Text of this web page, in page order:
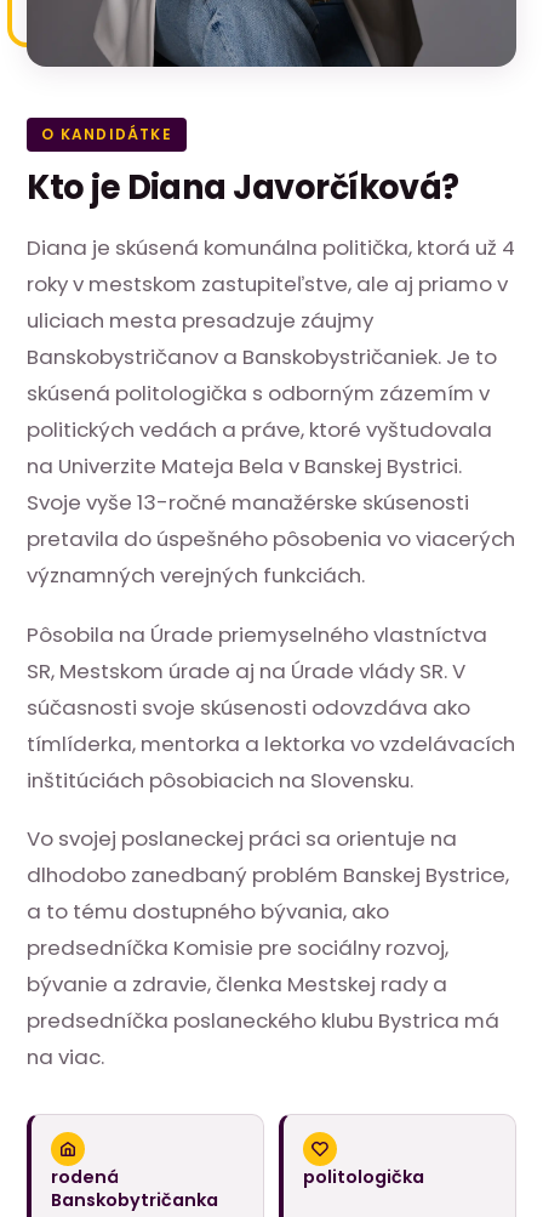
O KANDIDÁTKE
Kto je Diana Javorčíková?
Diana je skúsená komunálna politička, ktorá už 4
roky v mestskom zastupiteľstve, ale aj priamo v
uliciach mesta presadzuje záujmy
Banskobystričanov a Banskobystričaniek. Je to
skúsená politologička s odborným zázemím v
politických vedách a práve, ktoré vyštudovala
na Univerzite Mateja Bela v Banskej Bystrici.
Svoje vyše 13-ročné manažérske skúsenosti
pretavila do úspešného pôsobenia vo viacerých
významných verejných funkciách.
Pôsobila na Úrade priemyselného vlastníctva
SR, Mestskom úrade aj na Úrade vlády SR. V
súčasnosti svoje skúsenosti odovzdáva ako
tímlíderka, mentorka a lektorka vo vzdelávacích
inštitúciách pôsobiacich na Slovensku.
Vo svojej poslaneckej práci sa orientuje na
dlhodobo zanedbaný problém Banskej Bystrice,
a to tému dostupného bývania, ako
predsedníčka Komisie pre sociálny rozvoj,
bývanie a zdravie, členka Mestskej rady a
predsedníčka poslaneckého klubu Bystrica má
na viac.
rodená
Banskobytričanka
politologička